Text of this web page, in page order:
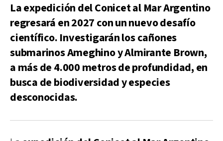
La expedición del Conicet al Mar Argentino
regresará en 2027 con un nuevo desafío
científico. Investigarán los cañones
submarinos Ameghino y Almirante Brown,
a más de 4.000 metros de profundidad, en
busca de biodiversidad y especies
desconocidas.